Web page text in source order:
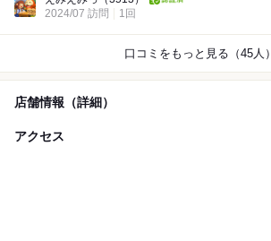
2024/07 訪問
1回
口コミをもっと見る（45人）
店舗情報（詳細）
アクセス